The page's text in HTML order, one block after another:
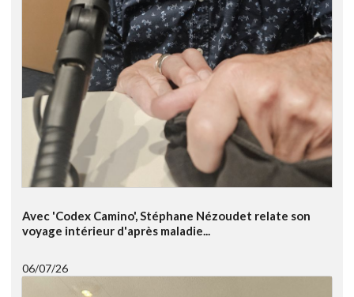
Avec 'Codex Camino', Stéphane Nézoudet relate son
voyage intérieur d'après maladie...
06/07/26